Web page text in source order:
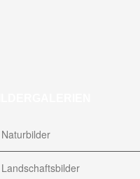
Naturbilder
Landschaftsbilder